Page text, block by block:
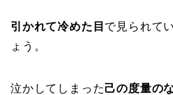
引かれて冷めた目 で見られて
ょう。
泣かしてしまった己の度量の